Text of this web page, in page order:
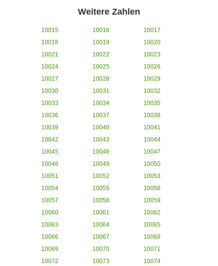
Weitere Zahlen
10015 10016
10017
10018
10019
10020
10021
10022
10023
10024
10025
10026
10027
10028
10029
10030
10031
10032
10033
10034
10035
10036
10037
10038
10039
10040
10041
10042
10043
10044
10045
10046
10047
10048
10049
10050
10051
10052
10053
10054
10055
10056
10057
10058
10059
10060
10061
10062
10063
10064
10065
10066
10067
10068
10069
10070
10071
10072
10073
10074